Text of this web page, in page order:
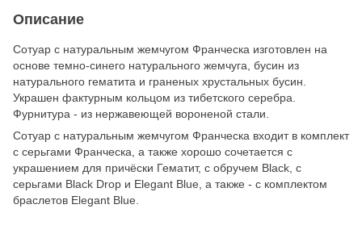
Описание
Сотуар с натуральным жемчугом Франческа изготовлен на
основе темно-синего натурального жемчуга, бусин из
натурального гематита и граненых хрустальных бусин.
Украшен фактурным кольцом из тибетского серебра.
Фурнитура - из нержавеющей вороненой стали.
Сотуар с натуральным жемчугом Франческа входит в комплект
с серьгами Франческа, а также хорошо сочетается с
украшением для причёски Гематит, с обручем Black, с
серьгами Black Drop и Elegant Blue, а также - с комплектом
браслетов Elegant Blue.